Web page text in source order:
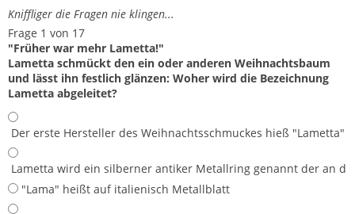
Kniffliger die Fragen nie klingen...
Frage 1 von 17
"Früher war mehr Lametta!"
Lametta schmückt den ein oder anderen Weihnachtsbaum
und lässt ihn festlich glänzen: Woher wird die Bezeichnung
Lametta abgeleitet?
Der erste Hersteller des Weihnachtsschmuckes hieß "Lametta"
Lametta wird ein silberner antiker Metallring genannt der an
"Lama" heißt auf italienisch Metallblatt